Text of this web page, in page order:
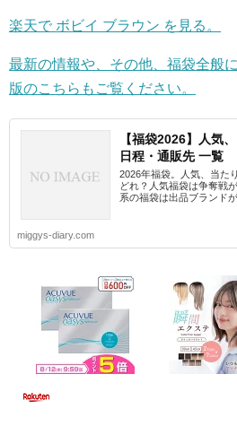
楽天で ボビイ ブラウン を見る。
最新の情報や、その他、福袋全般
版のこちらもご覧ください。
【福袋2026】人気
日程・通販先 一覧
2026年福袋。人気、当た
どれ？人気福袋は争奪戦
系の福袋は出品ブランドが
miggys-diary.com